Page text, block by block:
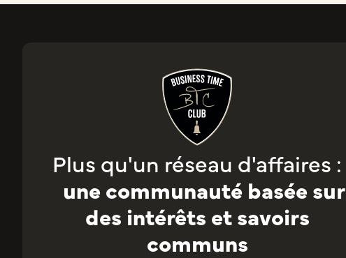
Plus qu'un réseau d'affaires :
une communauté basée sur
des intérêts et savoirs
communs